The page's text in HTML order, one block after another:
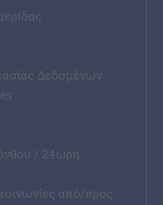
Δεδομένων
/ 24ωρη
από/προς